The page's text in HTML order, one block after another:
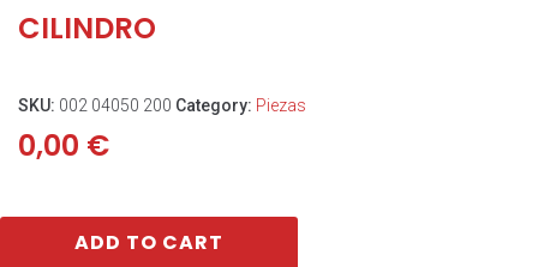
CILINDRO
SKU: 002 04050 200 Category: Piezas
0,00 €
ADD TO CART